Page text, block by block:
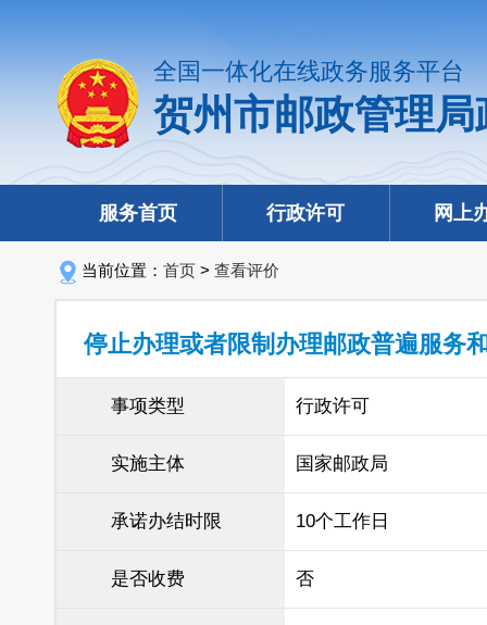
全国一体化在线政务服务平台
贺州市邮政管理
服务首页 行政许可 网上
当前位置： 首页 > 查看评价
停止办理或者限制办理邮政普遍服务
事项类型 行政许可
实施主体 国家邮政局
承诺办结时限 10个工作日
是否收费 否